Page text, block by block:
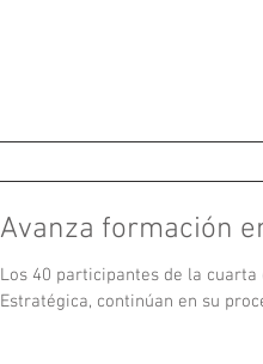
Avanza formación
Los 40 participantes de la
Estratégica, continúan en su